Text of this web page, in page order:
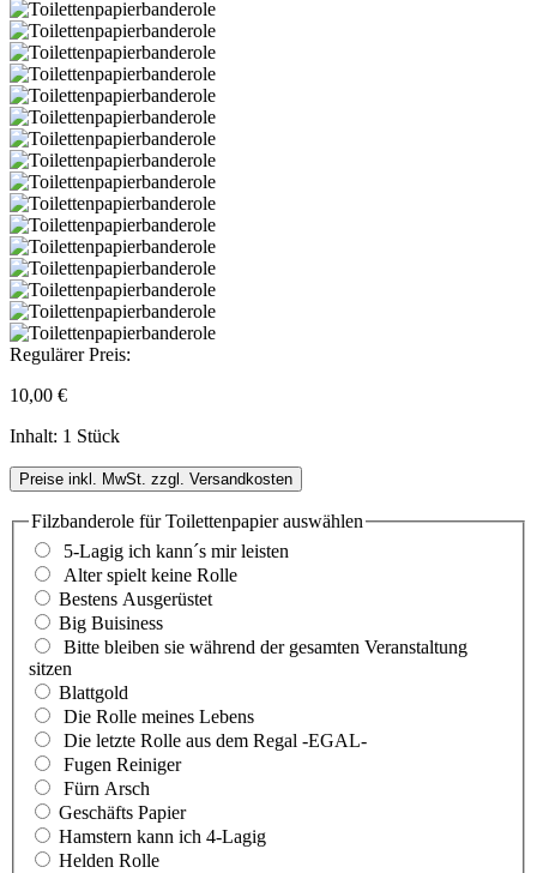
Regulärer Preis:
10,00 €
Inhalt: 1 Stück
Preise inkl. MwSt. zzgl. Versandkosten
Filzbanderole für Toilettenpapierauswählen
5-Lagig ich kann´s mir leisten
Alter spielt keine Rolle
Bestens Ausgerüstet
Big Buisiness
Bitte bleiben sie während der gesamten Veranstaltung
sitzen
Blattgold
Die Rolle meines Lebens
Die letzte Rolle aus dem Regal -EGAL-
Fugen Reiniger
Fürn Arsch
Geschäfts Papier
Hamstern kann ich 4-Lagig
Helden Rolle